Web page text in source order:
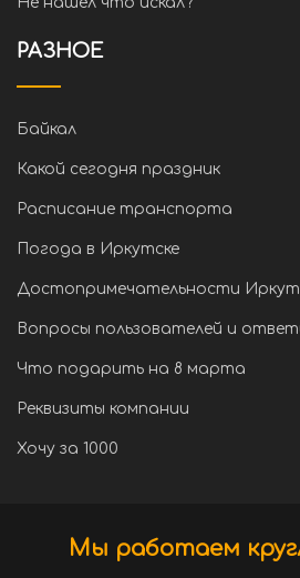
РАЗНОЕ
Байкал
Какой сегодня праздник
Расписание транспорта
Погода в Иркутске
Достопримечательности
Вопросы пользователей и
Что подарить на 8 марта
Реквизиты компании
Хочу за 1000
Мы работаем